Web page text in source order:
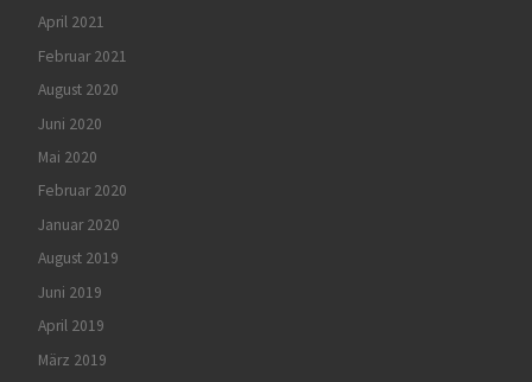
April 2021
Februar 2021
August 2020
Juni 2020
Mai 2020
Februar 2020
Januar 2020
August 2019
Juni 2019
April 2019
März 2019